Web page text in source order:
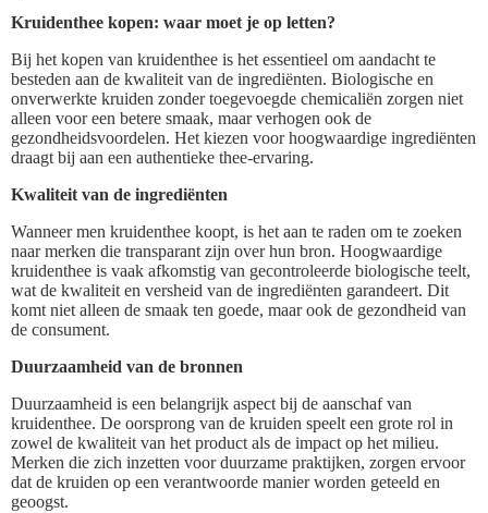
Kruidenthee kopen: waar moet je op letten?
Bij het kopen van kruidenthee is het essentieel om aandacht te
besteden aan de kwaliteit van de ingrediënten. Biologische en
onverwerkte kruiden zonder toegevoegde chemicaliën zorgen niet
alleen voor een betere smaak, maar verhogen ook de
gezondheidsvoordelen. Het kiezen voor hoogwaardige ingrediënten
draagt bij aan een authentieke thee-ervaring.
Kwaliteit van de ingrediënten
Wanneer men kruidenthee koopt, is het aan te raden om te zoeken
naar merken die transparant zijn over hun bron. Hoogwaardige
kruidenthee is vaak afkomstig van gecontroleerde biologische teelt,
wat de kwaliteit en versheid van de ingrediënten garandeert. Dit
komt niet alleen de smaak ten goede, maar ook de gezondheid van
de consument.
Duurzaamheid van de bronnen
Duurzaamheid is een belangrijk aspect bij de aanschaf van
kruidenthee. De oorsprong van de kruiden speelt een grote rol in
zowel de kwaliteit van het product als de impact op het milieu.
Merken die zich inzetten voor duurzame praktijken, zorgen ervoor
dat de kruiden op een verantwoorde manier worden geteeld en
geoogst.